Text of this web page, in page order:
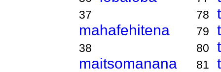
37
mahafehitena
38
maitsomanana
78
79
80
81